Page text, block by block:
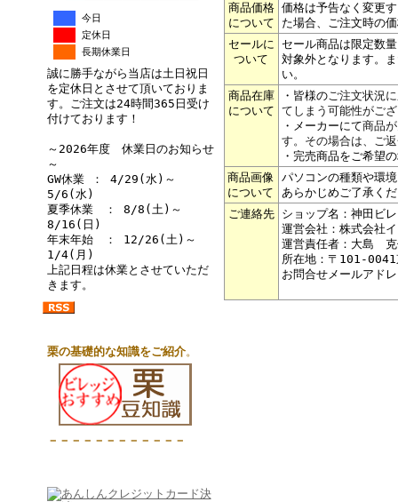
今日
定休日
長期休業日
誠に勝手ながら当店は土日祝日
を定休日とさせて頂いておりま
す。ご注文は24時間365日受け
付けております！
～2026年度 休業日のお知らせ
～
GW休業 ： 4/29(水)～
5/6(水)
夏季休業 ： 8/8(土)～
8/16(日)
年末年始 ： 12/26(土)～
1/4(月)
上記日程は休業とさせていただ
きます。
栗の基礎的な知識をご紹介。
－－－－－－－－－－－－
商品価格
について
価格は予告なく変更
た場合、ご注文時の
セールに
ついて
セール商品は限定数
対象外となります。
い。
商品在庫
について
・皆様のご注文状況
てしまう可能性がご
・メーカーにて商品
す。その場合は、ご
・完売商品をご希望
商品画像
について
パソコンの種類や環
あらかじめご了承く
ご連絡先
ショップ名：神田ビ
運営会社：株式会社
運営責任者：大島
所在地：〒101-
お問合せメールアド